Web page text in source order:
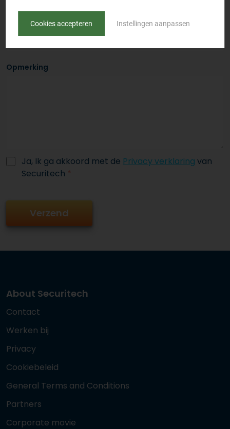
E-mailadres
Opmerking
Ja, Ik ga akkoord met de Privacy verklaring van
Securitech *
About Securitech
Contact
Werken bij
Privacy
Cookiebeleid
General Terms and Conditions
Partners
Corporate movie
Cookies accepteren Instellingen aanpassen